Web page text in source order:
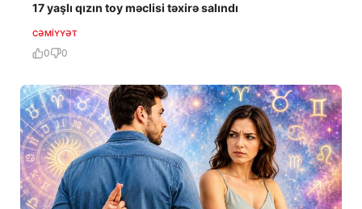
17 yaşlı qızın toy məclisi təxirə salındı
CƏMIYYƏT
0 0